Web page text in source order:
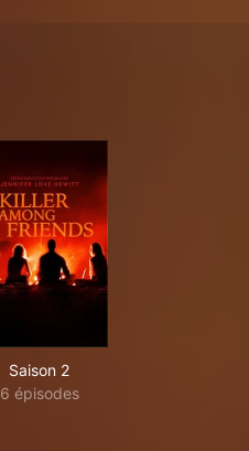
Saison 2
6 épisodes